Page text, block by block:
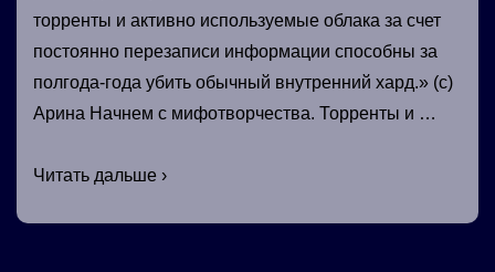
торренты и активно используемые облака за счет
постоянно перезаписи информации способны за
полгода-года убить обычный внутренний хард.» (с)
Арина Начнем с мифотворчества. Торренты и …
Облачное
Читать дальше ›